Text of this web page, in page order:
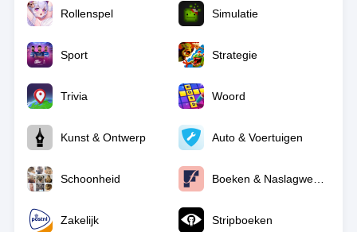
Rollenspel Simulatie
Sport Strategie
Trivia Woord
Kunst & Ontwerp Auto & Voertuigen
Schoonheid
Zakelijk Stripboeken